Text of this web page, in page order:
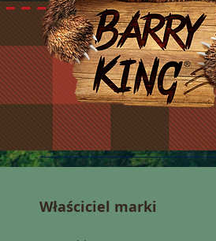
Właściciel marki